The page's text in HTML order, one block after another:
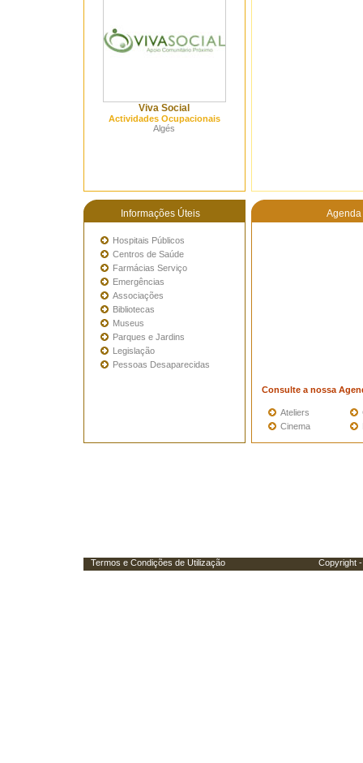
Viva Social
Actividades Ocupacionais
Algés
Informações Úteis Agenda
Hospitais Públicos
Centros de Saúde
Farmácias Serviço
Emergências
Associações
Bibliotecas
Museus
Parques e Jardins
Legislação
Pessoas Desaparecidas
Consulte a nossa
Ateliers
Cinema
Termos e Condições de Utilização Copyright -